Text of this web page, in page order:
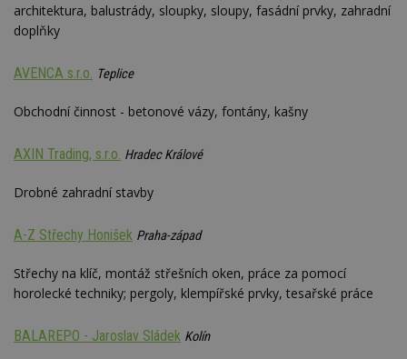
architektura, balustrády, sloupky, sloupy, fasádní prvky, zahradní
doplňky
AVENCA s.r.o. Teplice
Obchodní činnost - betonové vázy, fontány, kašny
AXIN Trading, s.r.o. Hradec Králové
Drobné zahradní stavby
A-Z Střechy Honišek Praha-západ
Střechy na klíč, montáž střešních oken, práce za pomocí
horolecké techniky; pergoly, klempířské prvky, tesařské práce
BALAREPO - Jaroslav Sládek Kolín